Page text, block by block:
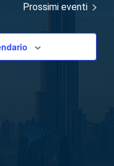
Prossimi eventi